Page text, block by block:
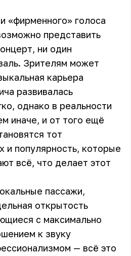
«фирменного» голоса
представить
ни один
Зрителям может
карьера
развивалась
однако в реальности
иначе, и от того ещё
тот
и популярность, которые
всё, что делает этот
пассажи,
открытость
с максимально
к звуку
— всё это